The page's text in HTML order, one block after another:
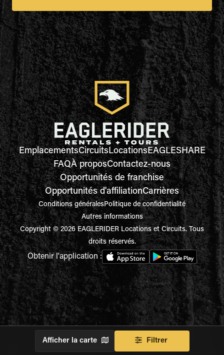
Afficher la carte Filtrer
EmplacementsCircuitsLocationsEAGLESHARE
FAQÀ proposContactez-nous
Opportunités de franchise
Opportunités d'affiliationCarrières
Conditions généralesPolitique de confidentialité
Autres informations
Copyright © 2026 EAGLERIDER Locations et Circuits. Tous
droits réservés.
Obtenir l'application :